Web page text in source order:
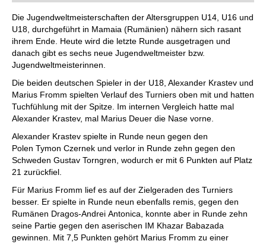
individueller als je zuvor.
Die Jugendweltmeisterschaften der Altersgruppen U14, U16 und
U18, durchgeführt in Mamaia (Rumänien) nähern sich rasant
ihrem Ende. Heute wird die letzte Runde ausgetragen und
danach gibt es sechs neue Jugendweltmeister bzw.
Jugendweltmeisterinnen.
Die beiden deutschen Spieler in der U18, Alexander Krastev und
Marius Fromm spielten Verlauf des Turniers oben mit und hatten
Tuchfühlung mit der Spitze. Im internen Vergleich hatte mal
Alexander Krastev, mal Marius Deuer die Nase vorne.
Alexander Krastev spielte in Runde neun gegen den
Polen Tymon Czernek und verlor in Runde zehn gegen den
Schweden Gustav Torngren, wodurch er mit 6 Punkten auf Platz
21 zurückfiel.
Für Marius Fromm lief es auf der Zielgeraden des Turniers
besser. Er spielte in Runde neun ebenfalls remis, gegen den
Rumänen Dragos-Andrei Antonica, konnte aber in Runde zehn
seine Partie gegen den aserischen IM Khazar Babazada
gewinnen. Mit 7,5 Punkten gehört Marius Fromm zu einer